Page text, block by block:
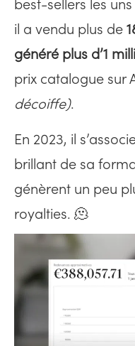
best-sellers les
il a vendu plus de
généré plus d’1
prix catalogue sur
décoiffe).
En 2023, il
brillant de sa
génèrent un peu
royalties. 🫠